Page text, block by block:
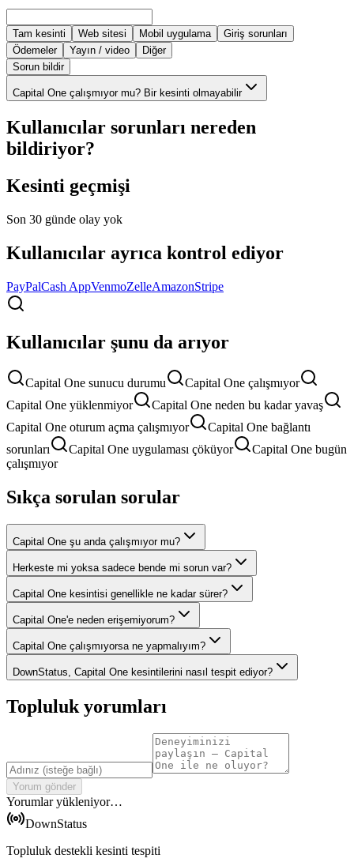
Tam kesinti Web sitesi Mobil uygulama
Giriş sorunları
Ödemeler
Yayın / video
Diğer
Sorun bildir
Capital One çalışmıyor mu? Bir kesinti olmayabilir
Kullanıcılar sorunları nereden
bildiriyor?
Kesinti geçmişi
Son 30 günde olay yok
Kullanıcılar ayrıca kontrol ediyor
PayPalCash AppVenmoZelleAmazonStripe
Kullanıcılar şunu da arıyor
Capital One sunucu durumu
Capital One çalışmıyor
Capital One yüklenmiyor
Capital One neden bu kadar yavaş
Capital One oturum açma çalışmıyor
Capital One bağlantı
sorunları
Capital One uygulaması çöküyor
Capital One bugün
çalışmıyor
Sıkça sorulan sorular
Capital One şu anda çalışmıyor mu?
Herkeste mi yoksa sadece bende mi sorun var?
Capital One kesintisi genellikle ne kadar sürer?
Capital One'e neden erişemiyorum?
Capital One çalışmıyorsa ne yapmalıyım?
DownStatus, Capital One kesintilerini nasıl tespit ediyor?
Topluluk yorumları
Yorum gönder
Yorumlar yükleniyor…
DownStatus
Topluluk destekli kesinti tespiti